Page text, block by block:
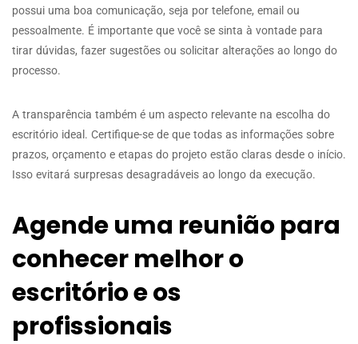
possui uma boa comunicação, seja por telefone, email ou
pessoalmente. É importante que você se sinta à vontade para
tirar dúvidas, fazer sugestões ou solicitar alterações ao longo do
processo.
A transparência também é um aspecto relevante na escolha do
escritório ideal. Certifique-se de que todas as informações sobre
prazos, orçamento e etapas do projeto estão claras desde o início.
Isso evitará surpresas desagradáveis ao longo da execução.
Agende uma reunião para
conhecer melhor o
escritório e os
profissionais